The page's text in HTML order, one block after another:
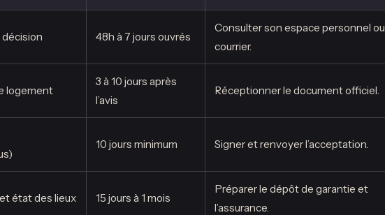
48h à 7 jours ouvrés
Consulter son espace personnel ou
courrier.
logement
3 à 10 jours après
l’avis
Réceptionner le document officiel.
10 jours minimum Signer et renvoyer l’acceptation.
état des lieux 15 jours à 1 mois
Préparer le dépôt de garantie et
l’assurance.